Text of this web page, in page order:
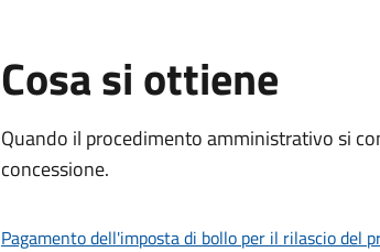
Cosa si ottiene
Quando il procedimento amministrativo si
concessione.
Pagamento dell'imposta di bollo per il rilascio del